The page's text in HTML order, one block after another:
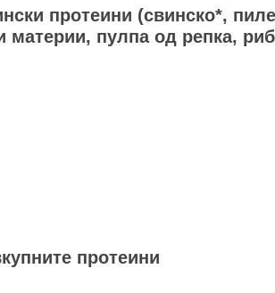
протеини (свинско*,
материи, пулпа од репка,
протеини